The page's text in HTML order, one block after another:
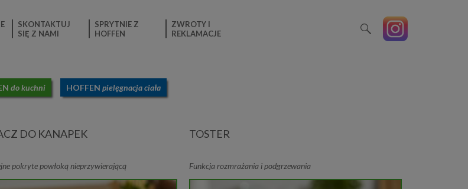
SKONTAKTUJ
SIĘ Z NAMI
SPRYTNIE Z
HOFFEN
ZWROTY I
REKLAMACJE
do kuchni HOFFEN pielęgnacja ciała
DO KANAPEK
pokryte powłoką nieprzywierającą
TOSTER
Funkcja rozmrażania i podgrzewania